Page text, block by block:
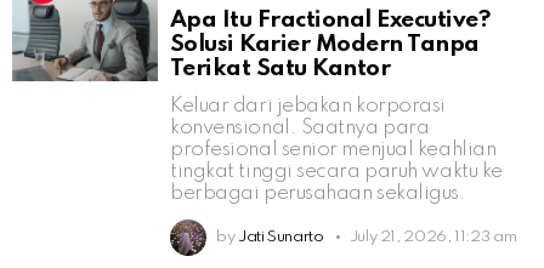
Apa Itu Fractional Executive?
Solusi Karier Modern Tanpa
Terikat Satu Kantor
Keluar dari jebakan korporasi
konvensional. Saatnya para
profesional senior menjual keahlian
tingkat tinggi secara paruh waktu ke
berbagai perusahaan sekaligus.
by Jati Sunarto July 21, 2026, 11:23 am